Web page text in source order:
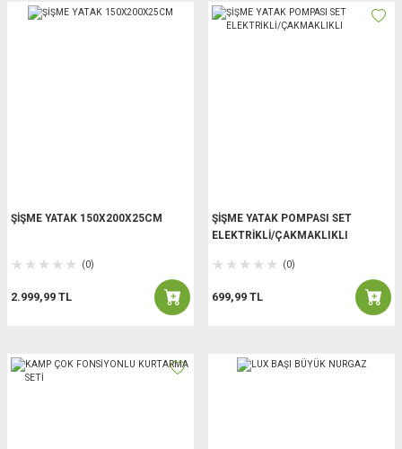
ŞİŞME YATAK 150X200X25CM
(0)
2.999,99 TL
ŞİŞME YATAK POMPASI SET
ELEKTRİKLİ/ÇAKMAKLIKLI
(0)
699,99 TL